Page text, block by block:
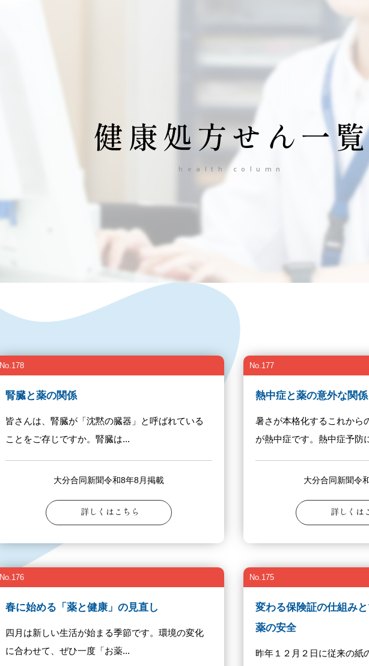
健康処方せん一
health column
腎臓と薬の関係
皆さんは、腎臓が「沈黙の臓器」と呼ばれている
ことをご存じですか。腎臓は...
大分合同新聞令和8年8月掲載
詳しくはこちら
No.178
熱中症と薬の意外な関係
暑さが本格化するこれから
が熱中症です。熱中症予防
大分合同新聞令
詳しくは
No.177
春に始める「薬と健康」の見直し
四月は新しい生活が始まる季節です。環境の変化
に合わせて、ぜひ一度「お薬...
No.176
変わる保険証の仕組み
薬の安全
昨年１２月２日に従来の紙
No.175